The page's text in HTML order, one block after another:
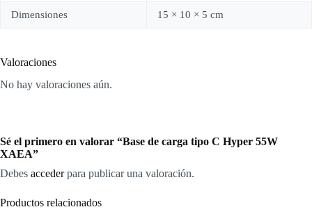
Dimensiones 15 × 10 × 5 cm
Valoraciones
No hay valoraciones aún.
Sé el primero en valorar “Base de carga tipo C Hyper 55W
XAEA”
Debes accederpara publicar una valoración.
Productos relacionados